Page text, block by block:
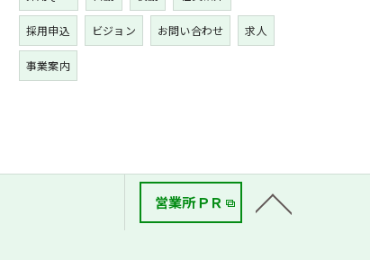
採用申込 ビジョン お問い合わせ 求人
事業案内
営業所ＰＲ